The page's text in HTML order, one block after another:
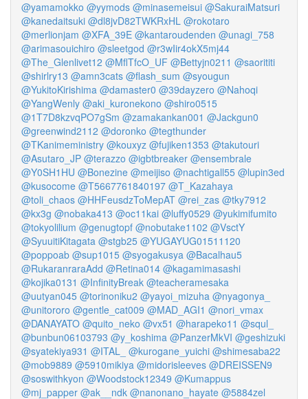
@yamamokko @yymods @minasemeisui @SakuraiMatsuri
@kanedaitsuki @dl8jvD82TWKRxHL @rokotaro
@merlionjam @XFA_39E @kantaroudenden @unagi_758
@arimasouichiro @sleetgod @r3wIir4okX5mj44
@The_Glenlivet12 @MflTfcO_UF @Bettyjn0211 @saorititi
@shirlry13 @amn3cats @flash_sum @syougun
@YukitoKirishima @damaster0 @39dayzero @Nahoqi
@YangWenly @aki_kuronekono @shiro0515
@1T7D8kzvqPO7gSm @zamakankan001 @Jackgun0
@greenwind2112 @doronko @tegthunder
@TKanimeministry @kouxyz @fujiken1353 @takutouri
@Asutaro_JP @terazzo @igbtbreaker @ensembrale
@Y0SH1HU @Bonezine @meijiso @nachtigall55 @lupin3ed
@kusocome @T5667761840197 @T_Kazahaya
@toli_chaos @HHFeusdzToMepAT @rei_zas @tky7912
@kx3g @nobaka413 @oc11kai @luffy0529 @yukimifumito
@tokyolilium @genugtopf @nobutake1102 @VsctY
@SyuuitiKitagata @stgb25 @YUGAYUG01511120
@poppoab @sup1015 @syogakusya @Bacalhau5
@RukaranraraAdd @Retina014 @kagamimasashi
@kojika0131 @InfinityBreak @teacheramesaka
@uutyan045 @torinoniku2 @yayoi_mizuha @nyagonya_
@unitororo @gentle_cat009 @MAD_AGI1 @nori_vmax
@DANAYATO @quito_neko @vx51 @harapeko11 @squl_
@bunbun06103793 @y_koshima @PanzerMkVI @geshizuki
@syatekiya931 @ITAL_ @kurogane_yuichi @shimesaba22
@mob9889 @5910mikiya @midorisleeves @DREISSEN9
@soswithkyon @Woodstock12349 @Kumappus
@mj_papper @ak__ndk @nanonano_hayate @5884zel